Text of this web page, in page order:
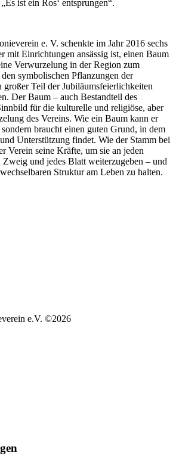
ist ein Ros‘ entsprungen“.
e. V. schenkte im Jahr 2016 sechs
mit Einrichtungen ansässig ist, einen Baum
Verwurzelung in der Region zum
symbolischen Pflanzungen der
Teil der Jubiläumsfeierlichkeiten
Der Baum – auch Bestandteil des
für die kulturelle und religiöse, aber
des Vereins. Wie ein Baum kann er
braucht einen guten Grund, in dem
Unterstützung findet. Wie der Stamm bei
Verein seine Kräfte, um sie an jeden
Zweig und jedes Blatt weiterzugeben – und
Struktur am Leben zu halten.
e.V. ©2026